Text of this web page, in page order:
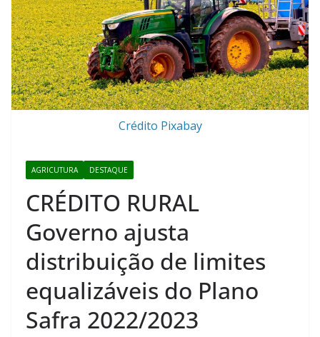
Crédito Pixabay
AGRICUTURA DESTAQUE
CRÉDITO RURAL
Governo ajusta
distribuição de limites
equalizáveis do Plano
Safra 2022/2023